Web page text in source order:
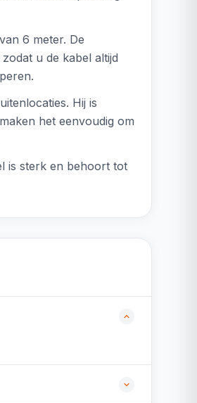
6 meter. De
u de kabel altijd
Hij is
het eenvoudig om
is sterk en behoort tot